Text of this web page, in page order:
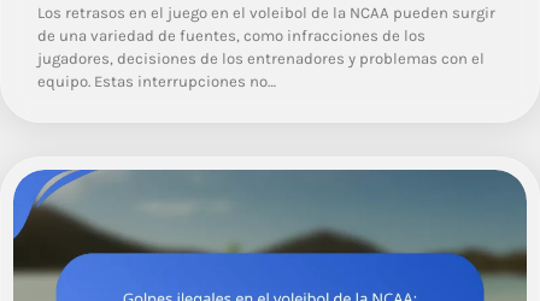
Los retrasos en el juego en el voleibol de la NCAA pueden surgir
de una variedad de fuentes, como infracciones de los
jugadores, decisiones de los entrenadores y problemas con el
equipo. Estas interrupciones no…